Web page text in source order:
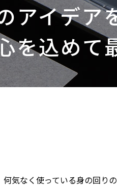
アイデア
を込めて
気なく使っている身の回り